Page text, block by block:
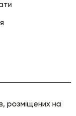
розміщених на